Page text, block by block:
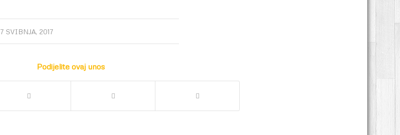
7 SVIBNJA, 2017
Podijelite ovaj unos